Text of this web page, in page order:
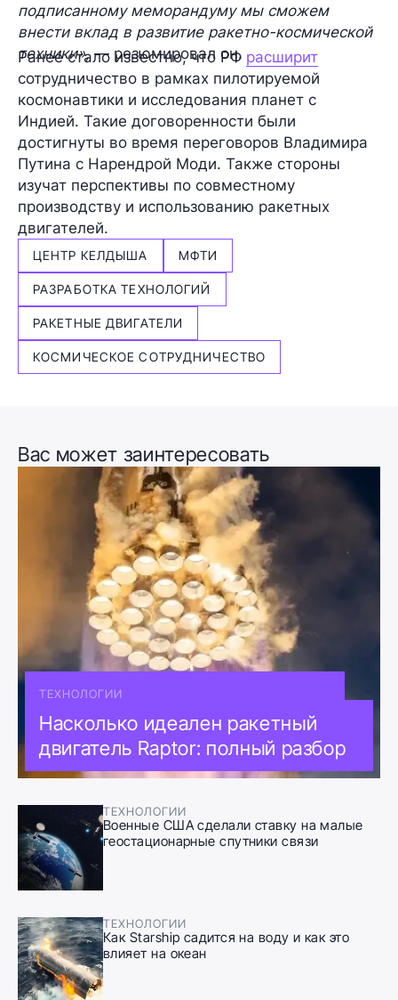
подписанному меморандуму мы сможем
внести вклад в развитие ракетно-космической
техники»,— резюмировал он.
Ранее стало известно, что РФ расширит
сотрудничество в рамках пилотируемой
космонавтики и исследования планет с
Индией. Такие договоренности были
достигнуты во время переговоров Владимира
Путина с Нарендрой Моди. Также стороны
изучат перспективы по совместному
производству и использованию ракетных
двигателей.
ЦЕНТР КЕЛДЫША МФТИ
РАЗРАБОТКА ТЕХНОЛОГИЙ
РАКЕТНЫЕ ДВИГАТЕЛИ
КОСМИЧЕСКОЕ СОТРУДНИЧЕСТВО
Вас может заинтересовать
ТЕХНОЛОГИИ
Насколько идеален ракетный
двигатель Raptor: полный разбор
ТЕХНОЛОГИИ
Военные США сделали ставку на малые
геостационарные спутники связи
ТЕХНОЛОГИИ
Как Starship садится на воду и как это
влияет на океан